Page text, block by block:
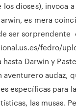
dioses), invoca a
es mera
ser sorprendente
fedro/
hasta Darwin y
aventurero audaz,
específicas para
las musas.